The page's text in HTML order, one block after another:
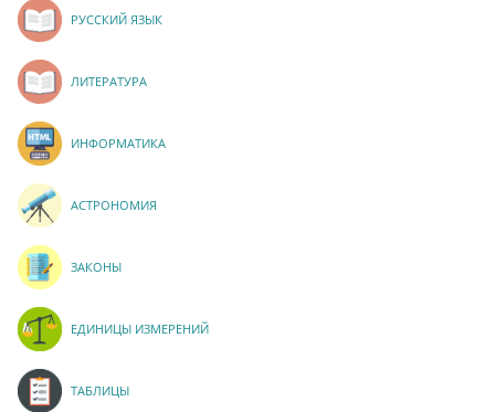
РУССКИЙ ЯЗЫК
ЛИТЕРАТУРА
ИНФОРМАТИКА
АСТРОНОМИЯ
ЗАКОНЫ
ЕДИНИЦЫ ИЗМЕРЕНИЙ
ТАБЛИЦЫ